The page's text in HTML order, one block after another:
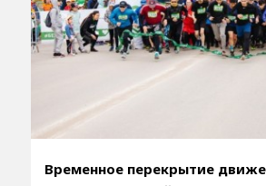
Временное перекрытие